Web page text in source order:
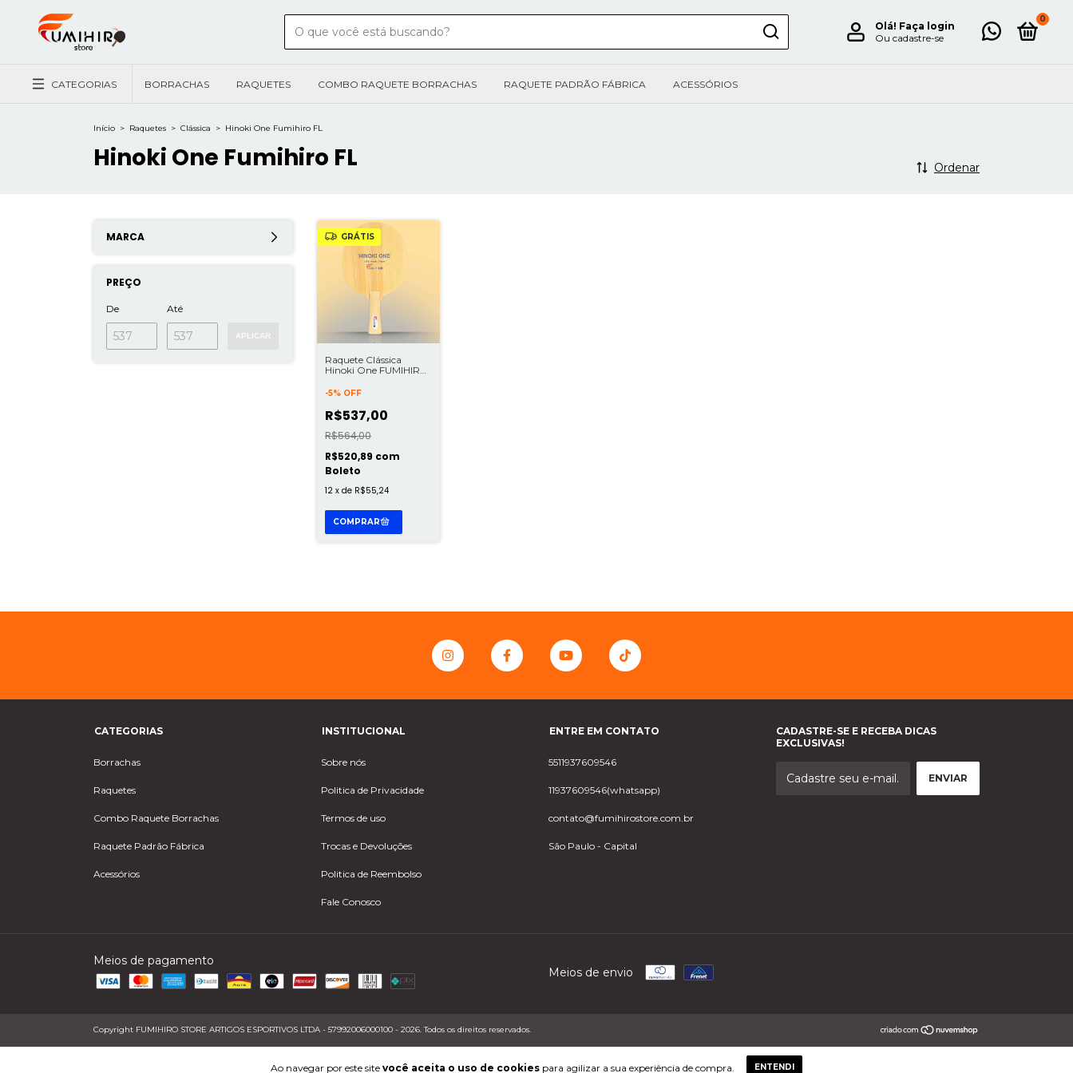
Olá! Faça login
Ou cadastre-se
0
CATEGORIAS BORRACHAS RAQUETES COMBO RAQUETE BORRACHAS RAQUETE PADRÃO FÁBRICA ACESSÓRIOS
Ao navegar por este site você aceita o uso de cookies para agilizar a sua experiência de compra. ENTENDI
Início > Raquetes > Clássica > Hinoki One Fumihiro FL
Hinoki One Fumihiro FL Ordenar
MARCA
PREÇO
De Até
APLICAR
GRÁTIS
Raquete Clássica
Hinoki One FUMIHIRO
-5% OFF
R$537,00
R$564,00
R$520,89 com
Boleto
12 x de R$55,24
CATEGORIAS
Borrachas
Raquetes
Combo Raquete Borrachas
Raquete Padrão Fábrica
Acessórios
INSTITUCIONAL
Sobre nós
Politica de Privacidade
Termos de uso
Trocas e Devoluções
Politica de Reembolso
Fale Conosco
ENTRE EM CONTATO
5511937609546
11937609546(whatsapp)
contato@fumihirostore.com.br
São Paulo - Capital
CADASTRE-SE E RECEBA DICAS
EXCLUSIVAS!
Meios de pagamento
Meios de envio
Copyright FUMIHIRO STORE ARTIGOS ESPORTIVOS LTDA - 57992006000100 - 2026. Todos os direitos reservados.